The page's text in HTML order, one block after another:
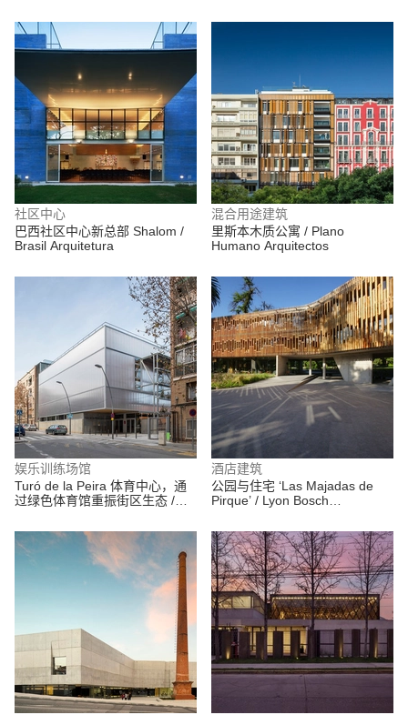
社区中心
巴西社区中心新总部 Shalom /
Brasil Arquitetura
混合用途建筑
里斯本木质公寓 / Plano
Humano Arquitectos
娱乐训练场馆
Turó de la Peira 体育中心，通
过绿色体育馆重振街区生态 /
Fernandez
酒店建筑
公园与住宅 ‘Las Majadas de
Pirque’ / Lyon Bosch